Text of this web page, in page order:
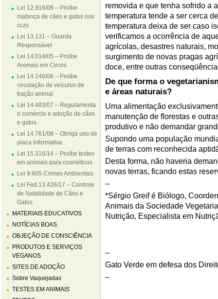
Lei 12.916/08 – Proíbe
matança de cães e gatos nos
cczs
Lei 13.131 – Guarda
Responsável
Lei 14.014/05 – Proíbe
Animais em Circos
Lei 14.146/06 – Proíbe
circulação de veículos de
tração animal
Lei 14.483/07 – Regulamenta
o comércio e adoção de cães
e gatos
Lei 14.761/08 – Obriga uso de
placa informativa
Lei 15.316/14 – Proíbe testes
em animais para cosméticos
Lei 9.605-Crimes Ambientais
Lei Fed.13.426/17 – Controle
de Natalidade de Cães e
Gatos
MATERIAIS EDUCATIVOS
NOTÍCIAS BOAS
OBJEÇÃO DE CONSCIÊNCIA
PRODUTOS E SERVIÇOS
VEGANOS
SITES DE ADOÇÃO
Sobre Vaquejadas
TESTES EM ANIMAIS
removida e que tenha sofrido a
temperatura tende a ser cerca
temperatura deixa de ser caso
verificamos a ocorrência de
agrícolas, desastres naturais,
surgimento de novas pragas
doce, entre outras
De que forma o
e áreas naturais?
Uma alimentação
manutenção de florestas e
produtivo e não demandar
Supondo uma população
de terras com reconhecida
Desta forma, não haveria
novas terras, ficando estas
–
*Sérgio Greif é Biólogo,
Animais da Sociedade
Nutrição, Especialista em
–
Gato Verde em defesa dos
–